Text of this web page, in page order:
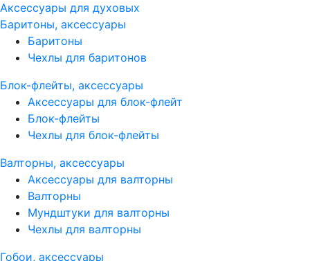
Аксессуары для духовых
Баритоны, аксессуары
Баритоны
Чехлы для баритонов
Блок-флейты, аксессуары
Аксессуары для блок-флейт
Блок-флейты
Чехлы для блок-флейты
Валторны, аксессуары
Аксессуары для валторны
Валторны
Мундштуки для валторны
Чехлы для валторны
Гобои, аксессуары